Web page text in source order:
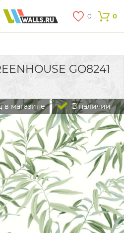
0 0
GO8241
В наличии
в магазине